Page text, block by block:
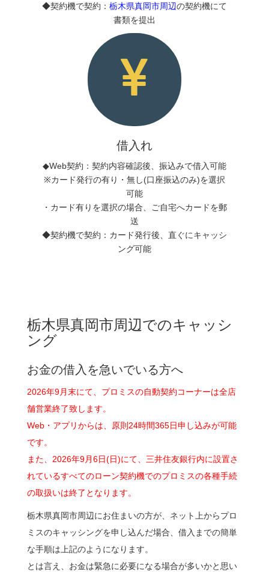
◆契約機で契約： 栃木県真岡市周辺の契約機にて
書類を提出
借入れ
◆Web契約：契約内容確認後、振込みで借入可能
※カード発行の有り・無し(口座振込のみ)を選択
可能
・カード有りを選択の場合、ご自宅へカードを郵
送
◆契約機で契約：カード発行後、直ぐにキャッシ
ング可能
栃木県真岡市周辺でのキャッシ
ング
お金の借入を急いでいる方へ
2026年9月末にて、プロミスの自動契約コーナーは全店
舗営業終了致します。
Web・アプリからは、原則24時間365日申し込みが可能
です。
また、2026年9月6日(日)にて、三井住友銀行内に設置さ
れているすべてのローン契約機でのプロミスの各種手続
の取扱いは終了となります。
栃木県真岡市周辺にお住まいの方が、ネット上からプロ
ミスのキャッシングを申し込んだ場合、借入までの簡単
な手順は上記のようになります。
とは言え、お金は緊急に必要になる場合が多いかと思い